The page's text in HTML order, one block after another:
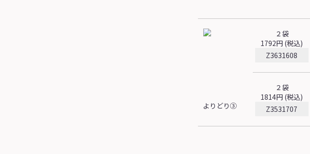
よりどり③
２袋
1792円 (税込)
Z3631608
２袋
1814円 (税込)
Z3531707